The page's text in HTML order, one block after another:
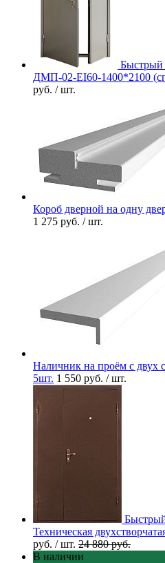
Быстрый
ДМП-02-EI60-1400*2100
руб. / шт.
Короб дверной на одну
1 275 руб. / шт.
Наличник на проём с двух
5шт. 1 550 руб. / шт.
Техническая
руб. / шт. 24 880 руб.
В наличии